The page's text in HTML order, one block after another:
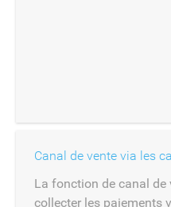
Canal de vente via les
La fonction de canal de
collecter les paiements